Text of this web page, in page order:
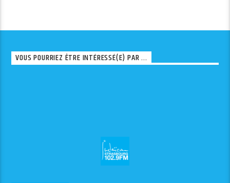
VOUS POURRIEZ ÊTRE INTÉRESSÉ(E) PAR ...